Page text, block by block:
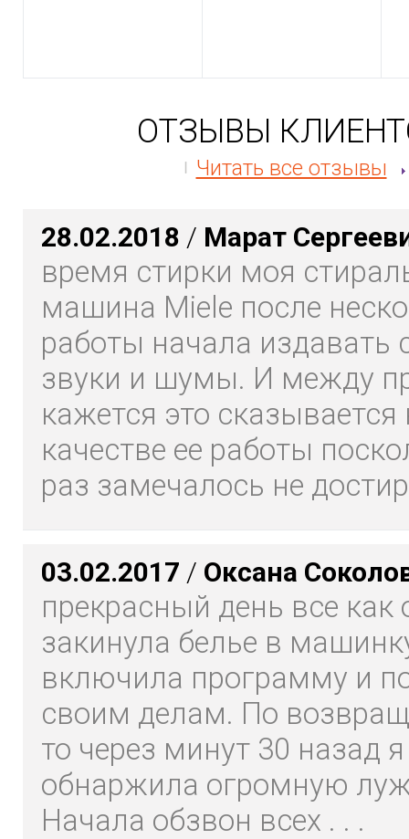
ОТЗЫВЫ
Читать все отзывы
28.02.2018 / Марат
время стирки моя
машина Miele после
работы начала издавать
звуки и шумы. И между
кажется это сказывается
качестве ее работы
раз замечалось не
03.02.2017 / Оксана
прекрасный день все как
закинула белье в
включила программу и
своим делам. По
то через минут 30 назад я
обнаржила огромную
Начала обзвон всех . . .